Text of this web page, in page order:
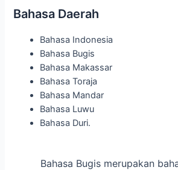
Bahasa Daerah
Bahasa Indonesia
Bahasa Bugis
Bahasa Makassar
Bahasa Toraja
Bahasa Mandar
Bahasa Luwu
Bahasa Duri.
Bahasa Bugis merupakan